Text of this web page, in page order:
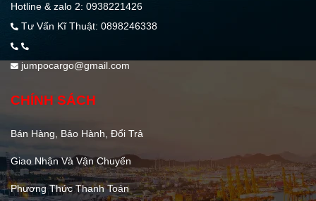
Hotline & zalo 2: 0938221426
Tư Vấn Kĩ Thuật: 0898246338
jumpocargo@gmail.com
CHÍNH SÁCH
Bán Hàng, Bảo Hành, Đổi Trả
Giao Nhận Và Vận Chuyển
Phương Thức Thanh Toán